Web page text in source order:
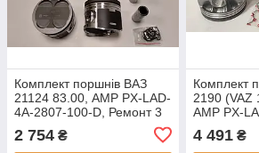
Комплект поршнів ВАЗ
21124 83.00, AMP PX-LAD-
4A-2807-100-D, Ремонт 3
2 754 ₴
Комплект
2190 (VAZ
AMP PX-
4 491₴